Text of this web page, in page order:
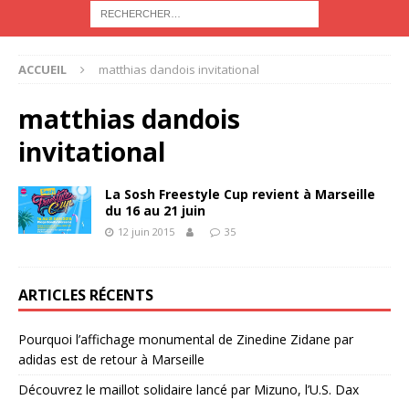
ACCUEIL matthias dandois invitational
matthias dandois
invitational
La Sosh Freestyle Cup revient à Marseille
du 16 au 21 juin
12 juin 2015 35
ARTICLES RÉCENTS
Pourquoi l’affichage monumental de Zinedine Zidane par
adidas est de retour à Marseille
Découvrez le maillot solidaire lancé par Mizuno, l’U.S. Dax